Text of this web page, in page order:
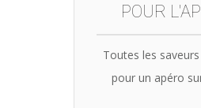
POUR
Toutes les
pour un apéro